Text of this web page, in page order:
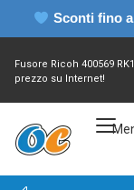
Sconti fino
Fusore Ricoh 400569
prezzo su Internet!